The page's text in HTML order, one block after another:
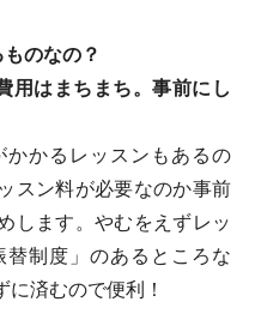
のなの？
用はまちまち。事前にし
かるレッスンもあるの
スン料が必要なのか事前
します。やむをえずレッ
制度」のあるところな
済むので便利！